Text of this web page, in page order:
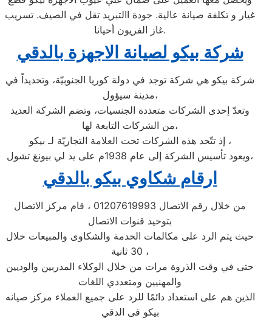
غيار و تكلفة صيانة عالية. جودة االتبريد تقل في الصيف. تسريب
غاز الفريون أحيانا.
شركة بيكو لصيانة الاجهزة بالدقي
شركة بيكو هي شركة توجد في دولة كوريا الجنوبيّة، وتحديداً في
مدينة سيؤول،
وتعدّ إحدى الشركات متعددة الجنسيات، وتضم الشركة العديد
من الشركات التابعة لها،
إذ تتّحد هذه الشركات تحت العلامة التجاريّة لـ بيكو ،
ويعود تأسيس الشركة إلى عام 1938م على يد لي بيونغ تشول،
ارقام شكاوي بيكو بالدقي
من خلال رقم الاتصال 01207619993 ، قام مركز الاتصال
بتوحيد قنوات الاتصال
حيث يتم الرد على مكالمات الخدمة والشكاوى والمبيعات خلال
30 ثانية ،
حتى في وقت الذروة مرات من خلال الوكلاء المدربين والوديين
والمهنيين ومتعددي اللغات
الذين هم على استعداد دائمًا للرد على جميع العملاء مركز صيانه
بيكو فى الدقي